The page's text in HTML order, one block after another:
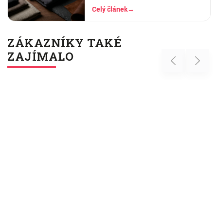
orientační tabulka velikostí a tipy, co
dělat, když boxerky tlačí nebo se
Celý článek→
ZÁKAZNÍKY TAKÉ
ZAJÍMALO
Previous Next